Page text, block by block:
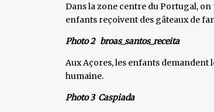
Dans la zone centre du Portugal,
enfants reçoivent des gâteaux de
Photo 2 broas_santos_receita
Aux Açores, les enfants demandent
humaine.
Photo 3 Caspiada